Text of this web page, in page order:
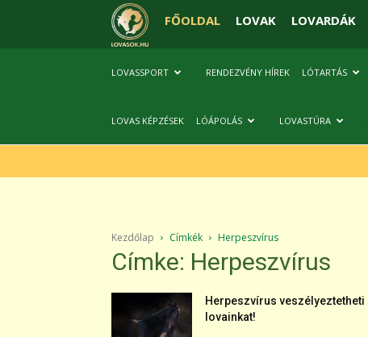
FŐOLDAL LOVAK LOVARDÁK
LOVASSPORT RENDEZVÉNY HÍREK LÓTARTÁS
LOVAS KÉPZÉSEK LÓÁPOLÁS LOVASTÚRA
Kezdőlap Címkék Herpeszvírus
Címke: Herpeszvírus
Herpeszvírus veszélyeztetheti
lovainkat!